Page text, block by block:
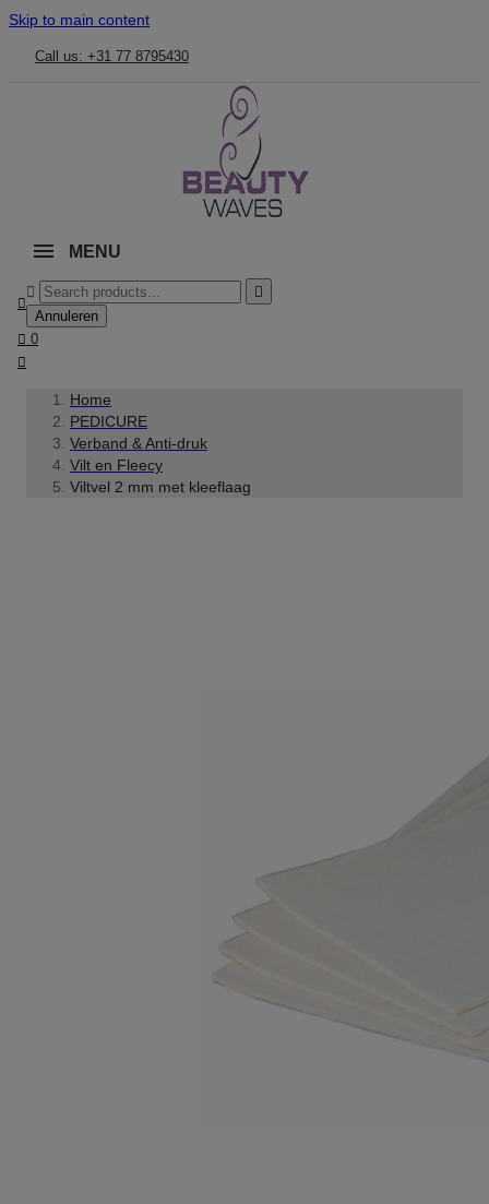
Skip to main content
Call us: +31 77 8795430
MENU



Annuleren
 0

Home
PEDICURE
Verband & Anti-druk
Vilt en Fleecy
Viltvel 2 mm met kleeflaag